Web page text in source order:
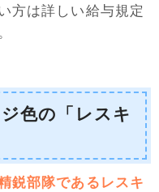
方は詳しい給与規定
色の「レスキ
鋭部隊であるレスキ